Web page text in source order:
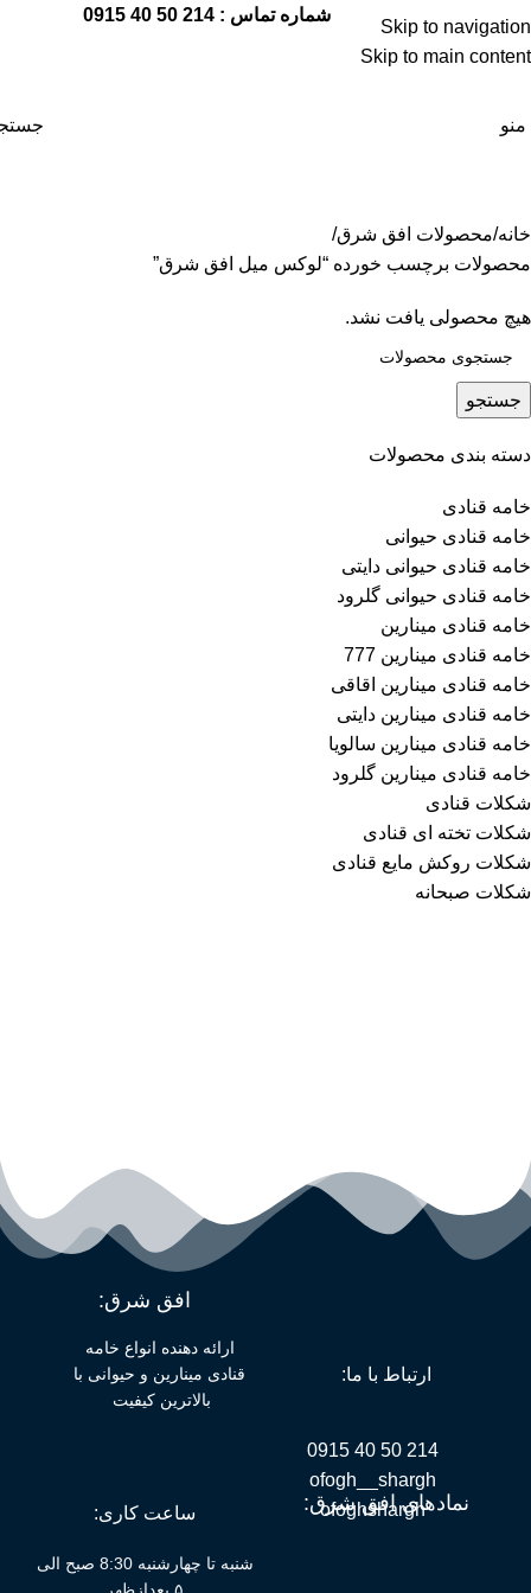
Skip to navigation
Skip to main content
شماره تماس : 214 50 40 0915
منو
دسته بندی محصولات
خامه قنادی
خامه قنادی حیوانی
خامه قنادی حیوانی دایتی
خامه قنادی حیوانی گلرود
خامه قنادی مینارین
خامه قنادی مینارین 777
خامه قنادی مینارین اقاقی
خامه قنادی مینارین دایتی
خامه قنادی مینارین سالویا
خامه قنادی مینارین گلرود
شکلات قنادی
شکلات تخته ای قنادی
شکلات روکش مایع قنادی
شکلات صبحانه
خانه محصولات افق شرق
محصولات برچسب خورده “لوکس میل افق شرق”
هیچ محصولی یافت نشد.
جستجو
ارتباط با ما:
214 50 40 0915
ofogh__shargh
ofoghshargh
افق شرق:
ارائه دهنده انواع خامه
قنادی مینارین و حیوانی با
بالاترین کیفیت
نمادهای افق شرق: ساعت کاری:
شنبه تا چهارشنبه 8:30 صبح الی